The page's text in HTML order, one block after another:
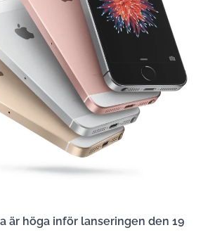
är höga inför lanseringen den 19